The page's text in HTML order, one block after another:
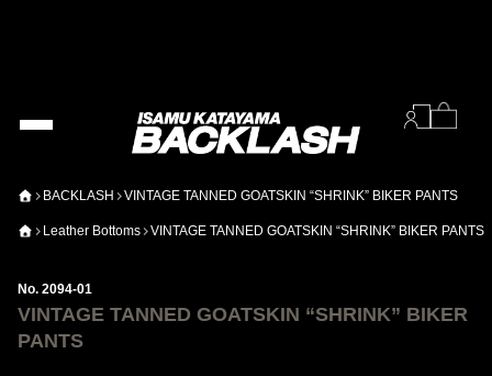
BACKLASH VINTAGE TANNED GOATSKIN “SHRINK” BIKER PANTS
Leather Bottoms VINTAGE TANNED GOATSKIN “SHRINK” BIKER PANTS
No. 2094-01
VINTAGE TANNED GOATSKIN “SHRINK” BIKER
PANTS